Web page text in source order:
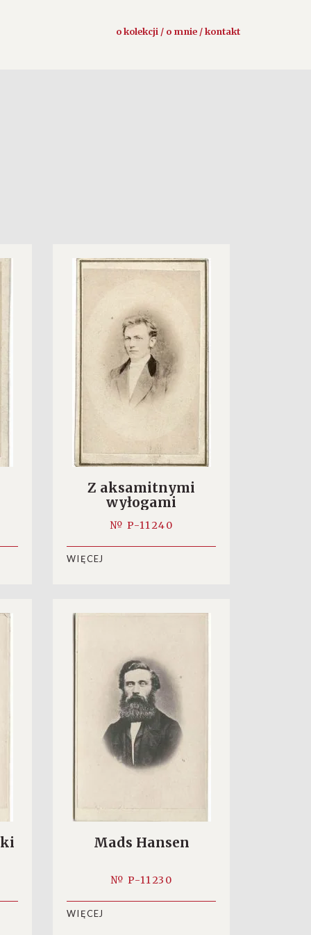
o kolekcji / o mnie / kontakt
Z aksamitnymi
wyłogami
№ P-11240
WIĘCEJ
Mads Hansen
№ P-11230
WIĘCEJ